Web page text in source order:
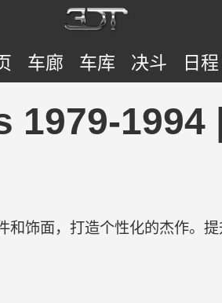
车廊 车库 决斗 日程
1994
饰面，打造个性化的杰作。提